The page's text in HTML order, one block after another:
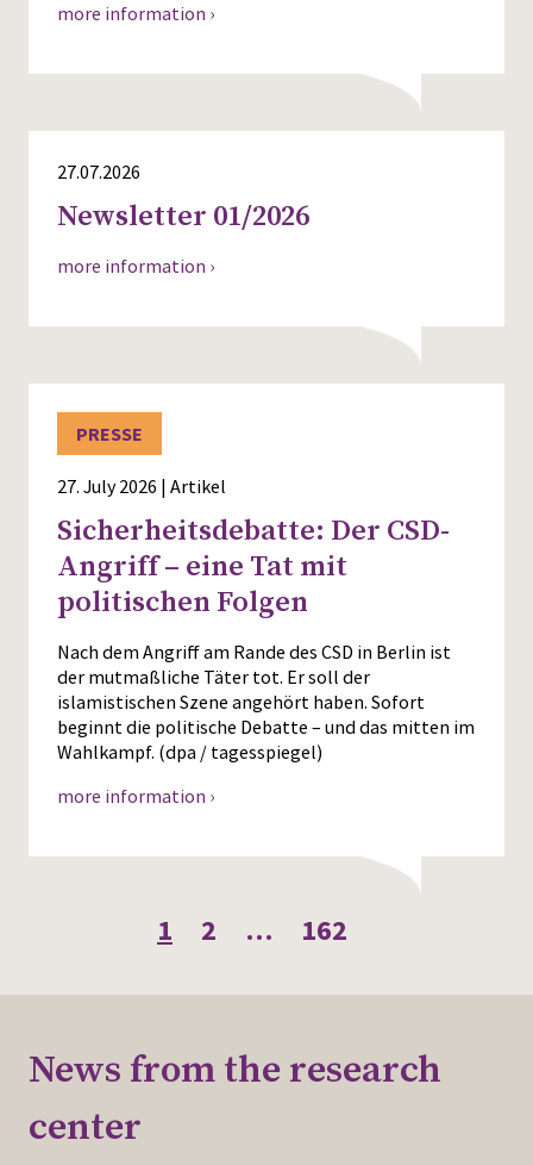
more information ›
27.07.2026
Newsletter 01/2026
more information ›
PRESSE
27. July 2026 | Artikel
Sicherheitsdebatte: Der CSD-
Angriff – eine Tat mit
politischen Folgen
Nach dem Angriff am Rande des CSD in Berlin ist
der mutmaßliche Täter tot. Er soll der
islamistischen Szene angehört haben. Sofort
beginnt die politische Debatte – und das mitten im
Wahlkampf. (dpa / tagesspiegel)
more information ›
1 2 … 162
News from the research
center